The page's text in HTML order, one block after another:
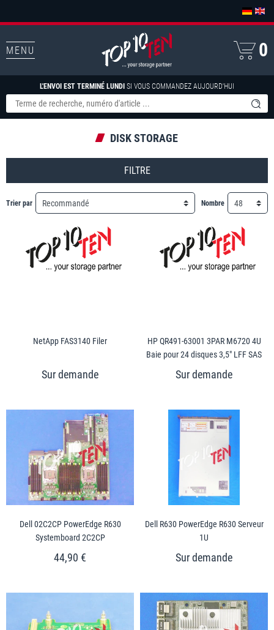
MENU
L'ENVOI EST TERMINÉ LUNDI SI VOUS COMMANDEZ AUJOURD'HUI
0
DISK STORAGE
FILTRE
NetApp FAS3140 Filer
HP QR491-63001 3PAR M6720 4U
Baie pour 24 disques 3,5" LFF SAS
Dell 02C2CP PowerEdge R630
Systemboard 2C2CP
44,90 €
Dell R630 PowerEdge R630 Serveur
1U